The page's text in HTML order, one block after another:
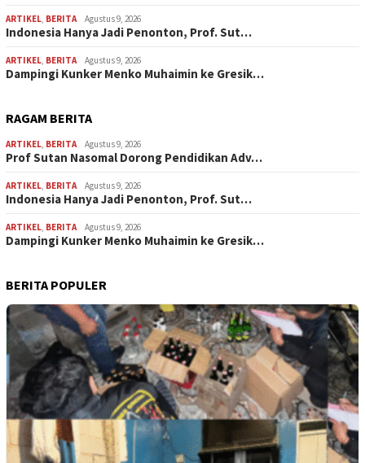
ARTIKEL, BERITA Agustus 9, 2026
Indonesia Hanya Jadi Penonton, Prof. Sut…
ARTIKEL, BERITA Agustus 9, 2026
Dampingi Kunker Menko Muhaimin ke Gresik…
RAGAM BERITA
ARTIKEL, BERITA Agustus 9, 2026
Prof Sutan Nasomal Dorong Pendidikan Adv…
ARTIKEL, BERITA Agustus 9, 2026
Indonesia Hanya Jadi Penonton, Prof. Sut…
ARTIKEL, BERITA Agustus 9, 2026
Dampingi Kunker Menko Muhaimin ke Gresik…
BERITA POPULER